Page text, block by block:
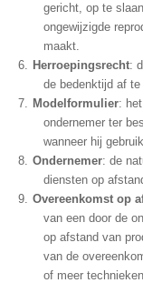
gericht, op te
ongewijzigde
maakt.
Herroepingsrecht:
de bedenktijd af
Modelformulier:
ondernemer ter
wanneer hij
Ondernemer: de
diensten op
Overeenkomst op
van een door de
op afstand van
van de
of meer